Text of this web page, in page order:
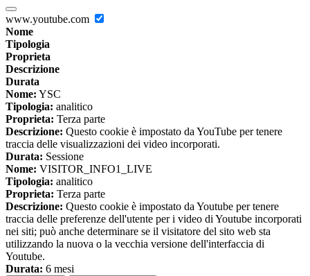
www.youtube.com
Nome
Tipologia
Proprieta
Descrizione
Durata
Nome: YSC
Tipologia: analitico
Proprieta: Terza parte
Descrizione: Questo cookie è impostato da YouTube per tenere
traccia delle visualizzazioni dei video incorporati.
Durata: Sessione
Nome: VISITOR_INFO1_LIVE
Tipologia: analitico
Proprieta: Terza parte
Descrizione: Questo cookie è impostato da Youtube per tenere
traccia delle preferenze dell'utente per i video di Youtube incorporati
nei siti; può anche determinare se il visitatore del sito web sta
utilizzando la nuova o la vecchia versione dell'interfaccia di
Youtube.
Durata: 6 mesi